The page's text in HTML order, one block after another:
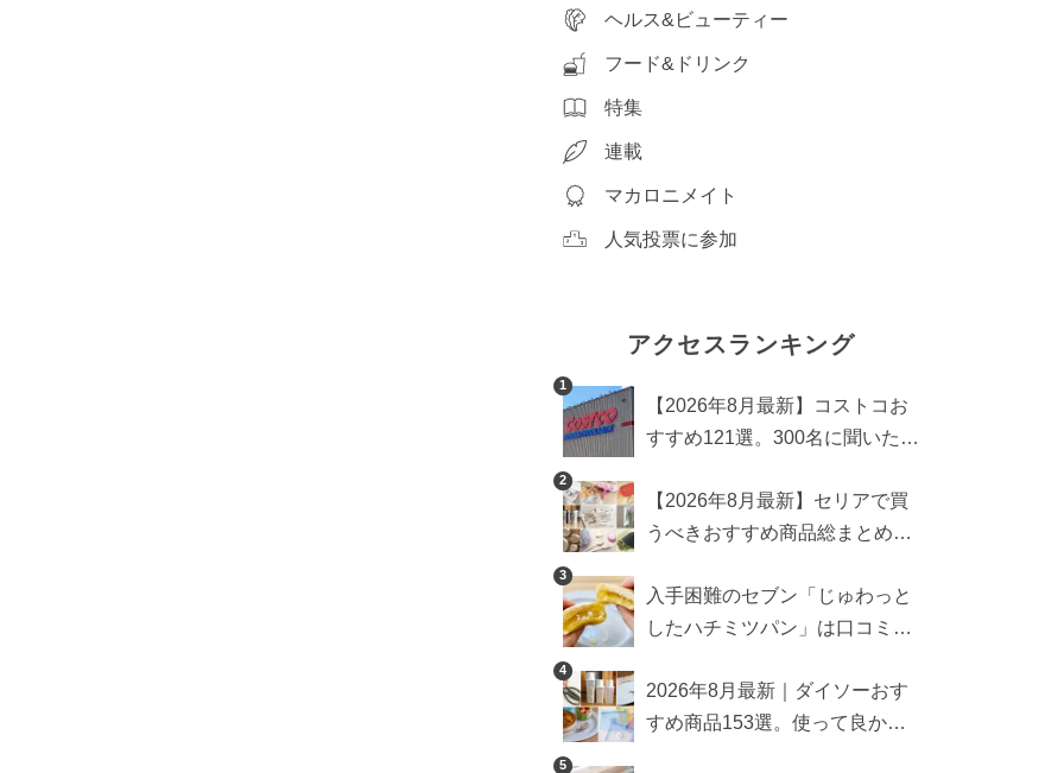
ヘルス&ビューティー
フード&ドリンク
特集
連載
マカロニメイト
人気投票に参加
アクセスランキング
1
【2026年8月最新】コストコお
すすめ121選。300名に聞いた買
め商品も
2
【2026年8月最新】セリアで買
うべきおすすめ商品総まとめ。
3
入手困難のセブン「じゅわっと
したハチミツパン」は口コミ通
検証
4
2026年8月最新｜ダイソーおす
すめ商品153選。使って良かっ
5